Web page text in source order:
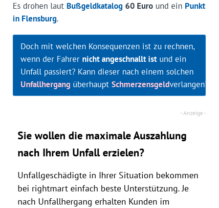
Es drohen laut Bußgeldkatalog 60 Euround ein Punkt
in Flensburg.
Doch mit welchen Konsequenzen ist zu rechnen,
wenn der Fahrer nicht angeschnallt istund ein
Unfall passiert? Kann dieser nach einem solchen
Unfallhergangüberhaupt Schmerzensgeldverlangen?
Sie wollen die maximale Auszahlung
nach Ihrem Unfall erzielen?
Unfallgeschädigte in Ihrer Situation bekommen
bei rightmart einfach beste Unterstützung. Je
nach Unfallhergang erhalten Kunden im